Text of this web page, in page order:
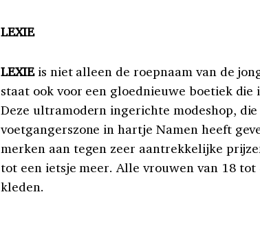
LEXIE
LEXIEis niet alleen de roepnaam van de
staat ook voor een gloednieuwe boetiek
Deze ultramodern ingerichte modeshop,
voetgangerszone in hartje Namen heeft
merken aan tegen zeer aantrekkelijke
tot een ietsje meer. Alle vrouwen van 18
kleden.